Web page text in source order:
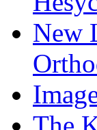
New